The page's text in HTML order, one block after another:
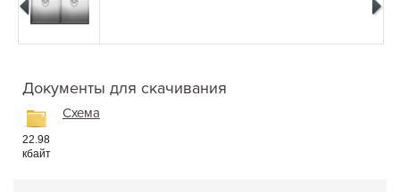
Документы для скачивания
22.98
кбайт
Схема